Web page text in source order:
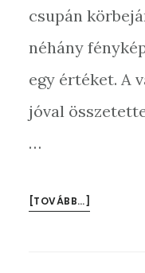
csupán
néhány
egy értéket. A
jóval
…
[TOVÁBB…]